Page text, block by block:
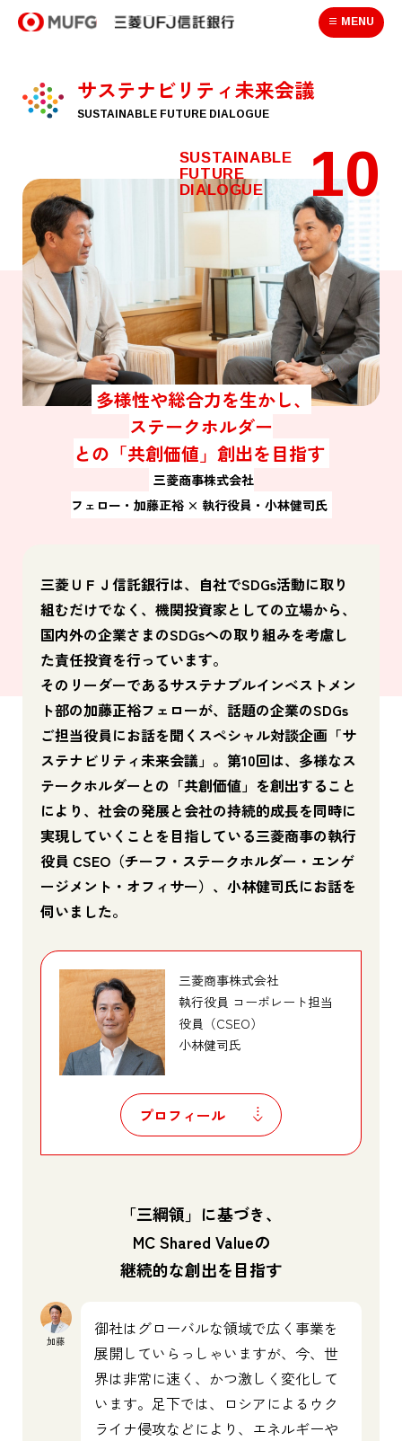
MENU
サステナビリティ未来会議
SUSTAINABLE FUTURE DIALOGUE
SUSTAINABLE
FUTURE
DIALOGUE
10
多様性や総合力を生かし、
ステークホルダー
との「共創価値」創出を目指す
三菱商事株式会社
フェロー・加藤正裕 × 執行役員・小林健司氏
三菱ＵＦＪ信託銀行は、自社でSDGs活動に取り
組むだけでなく、機関投資家としての立場から、
国内外の企業さまのSDGsへの取り組みを考慮し
た責任投資を行っています。
そのリーダーであるサステナブルインベストメン
ト部の加藤正裕フェローが、話題の企業のSDGs
ご担当役員にお話を聞くスペシャル対談企画「サ
ステナビリティ未来会議」。第10回は、多様なス
テークホルダーとの「共創価値」を創出すること
により、社会の発展と会社の持続的成長を同時に
実現していくことを目指している三菱商事の執行
役員 CSEO（チーフ・ステークホルダー・エンゲ
ージメント・オフィサー）、小林健司氏にお話を
伺いました。
三菱商事株式会社
執行役員 コーポレート担当
役員（CSEO）
小林健司氏
プロフィール
「三綱領」に基づき、
MC Shared Valueの
継続的な創出を目指す
加藤
御社はグローバルな領域で広く事業を
展開していらっしゃいますが、今、世
界は非常に速く、かつ激しく変化して
います。足下では、ロシアによるウク
ライナ侵攻などにより、エネルギーや